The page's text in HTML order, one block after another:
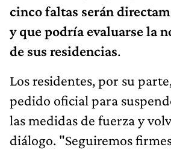
cinco faltas serán
y que podría evaluarse la
de sus residencias.
Los residentes, por su
pedido oficial para
las medidas de fuerza y
diálogo. "Seguiremos